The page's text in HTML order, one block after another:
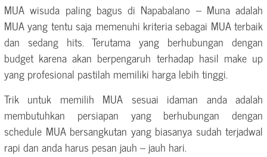
MUA wisuda paling bagus di Napabalano – Muna adalah
MUA yang tentu saja memenuhi kriteria sebagai MUA terbaik
dan sedang hits. Terutama yang berhubungan dengan
budget karena akan berpengaruh terhadap hasil make up
yang profesional pastilah memiliki harga lebih tinggi.
Trik untuk memilih MUA sesuai idaman anda adalah
membutuhkan persiapan yang berhubungan dengan
schedule MUA bersangkutan yang biasanya sudah terjadwal
rapi dan anda harus pesan jauh – jauh hari.